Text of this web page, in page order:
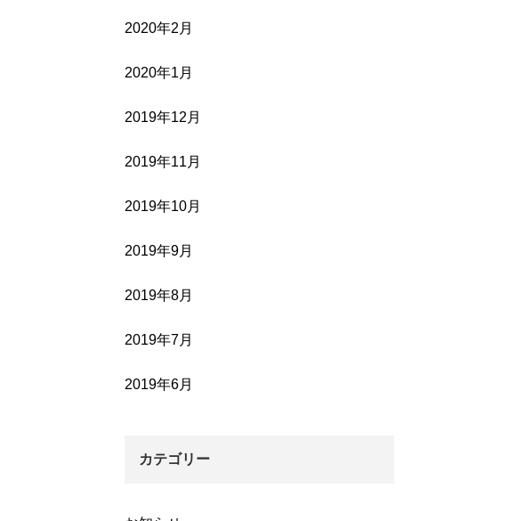
2020年2月
2020年1月
2019年12月
2019年11月
2019年10月
2019年9月
2019年8月
2019年7月
2019年6月
カテゴリー